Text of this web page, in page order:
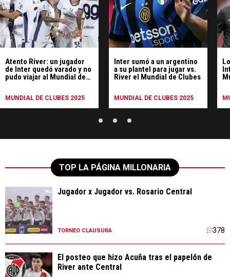
Atento River: un jugador
de Inter quedó varado y no
pudo viajar al Mundial de
MUNDIAL DE CLUBES 2025
Inter sumó a un argentino
a su plantel para jugar vs.
River el Mundial de Clubes
MUNDIAL DE CLUBES 2025
TOP LA PÁGINA MILLONARIA
Jugador x Jugador vs. Rosario Central
TORNEO CLAUSURA 378
El posteo que hizo Acuña tras el papelón de
River ante Central